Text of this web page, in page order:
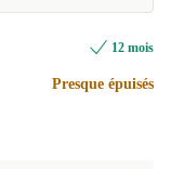
12 mois
Presque épuisés